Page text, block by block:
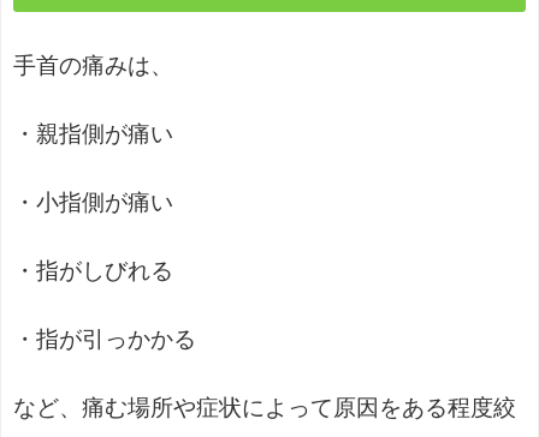
手首の痛みは、
・親指側が痛い
・小指側が痛い
・指がしびれる
・指が引っかかる
など、痛む場所や症状によって原因をある程度絞